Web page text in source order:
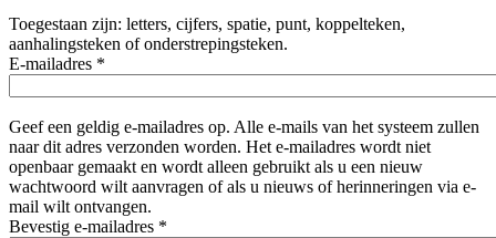
Toegestaan zijn: letters, cijfers, spatie, punt, koppelteken,
aanhalingsteken of onderstrepingsteken.
E-mailadres *
Geef een geldig e-mailadres op. Alle e-mails van het systeem zullen
naar dit adres verzonden worden. Het e-mailadres wordt niet
openbaar gemaakt en wordt alleen gebruikt als u een nieuw
wachtwoord wilt aanvragen of als u nieuws of herinneringen via e-
mail wilt ontvangen.
Bevestig e-mailadres *